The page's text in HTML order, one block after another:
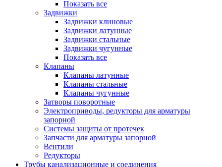
Показать все
Задвижки
Задвижки клиновые
Задвижки латунные
Задвижки стальные
Задвижки чугунные
Показать все
Клапаны
Клапаны латунные
Клапаны стальные
Клапаны чугунные
Затворы поворотные
Электроприводы, редукторы для арматуры
запорной
Системы защиты от протечек
Запчасти для арматуры запорной
Вентили
Редукторы
Трубы канализационные и соединения